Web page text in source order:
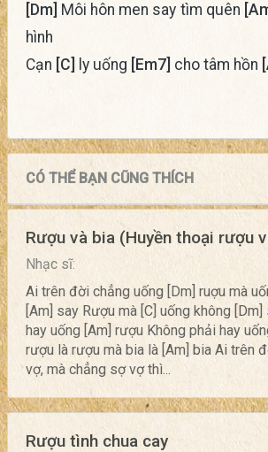
[Dm] Môi hôn men say tìm quên
hình
Cạn [C] ly uống [Em7] cho tâm hồn
CÓ THỂ BẠN CŨNG THÍCH
Rượu và bia (Huyền thoại rượu
Nhạc sĩ:
Ai trên đời chẳng uống [Dm] ruợu mà
[Am] say Rượu mà [C] uống không
hay uống [Am] rượu Không phải hay
rượu là rượu mà bia là [Am] bia Ai trên
vợ, mà chẳng sợ vợ thì...
Rượu tình chua cay